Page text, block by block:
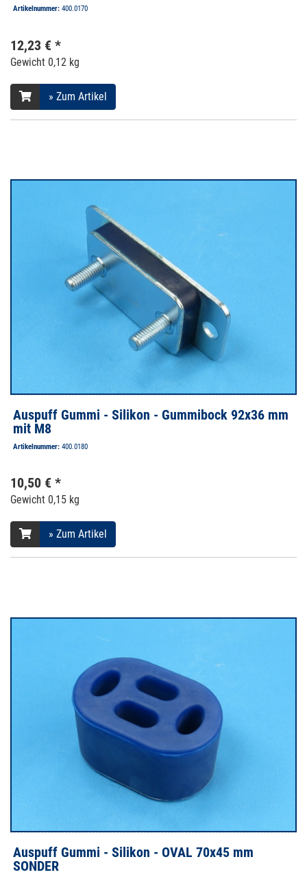
Artikelnummer: 400.0170
12,23 € *
Gewicht 0,12 kg
» Zum Artikel
Auspuff Gummi - Silikon - Gummibock 92x36 mm
mit M8
Artikelnummer: 400.0180
10,50 € *
Gewicht 0,15 kg
» Zum Artikel
Auspuff Gummi - Silikon - OVAL 70x45 mm
SONDER